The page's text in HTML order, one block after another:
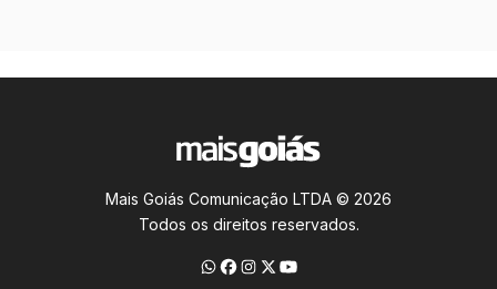
Mais Goiás Comunicação LTDA © 2026
Todos os direitos reservados.